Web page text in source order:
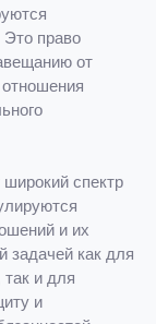
право
от
спектр
и их
задачей как для
и для
и